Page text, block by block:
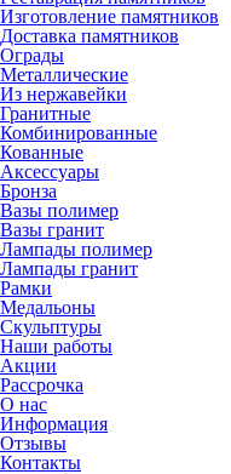
Изготовление памятников
Доставка памятников
Ограды
Металлические
Из нержавейки
Гранитные
Комбинированные
Кованные
Аксессуары
Бронза
Вазы полимер
Вазы гранит
Лампады полимер
Лампады гранит
Рамки
Медальоны
Скульптуры
Наши работы
Акции
Рассрочка
О нас
Информация
Отзывы
Контакты